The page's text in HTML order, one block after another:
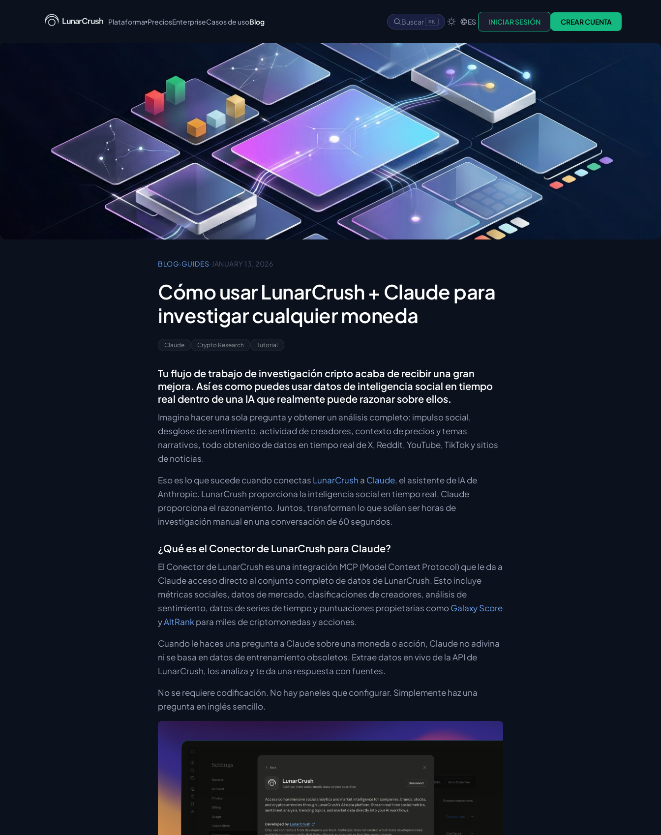
Plataforma▾
LunarCrush CLI
LunarCrush + Claude
LunarCrush Discover
LunarCrush Collections
PreciosEnterpriseCasos de usoBlog Buscar ⌘K ES INICIAR SESIÓN CREAR CUENTA
BLOG›GUIDES·JANUARY 13, 2026
Cómo usar LunarCrush + Claude para
investigar cualquier moneda
Claude Crypto Research Tutorial
Tu flujo de trabajo de investigación cripto acaba de recibir una gran
mejora. Así es como puedes usar datos de inteligencia social en tiempo
real dentro de una IA que realmente puede razonar sobre ellos.
Imagina hacer una sola pregunta y obtener un análisis completo: impulso social,
desglose de sentimiento, actividad de creadores, contexto de precios y temas
narrativos, todo obtenido de datos en tiempo real de X, Reddit, YouTube, TikTok y sitios
de noticias.
Eso es lo que sucede cuando conectas LunarCrush a Claude, el asistente de IA de
Anthropic. LunarCrush proporciona la inteligencia social en tiempo real. Claude
proporciona el razonamiento. Juntos, transforman lo que solían ser horas de
investigación manual en una conversación de 60 segundos.
¿Qué es el Conector de LunarCrush para Claude?
El Conector de LunarCrush es una integración MCP (Model Context Protocol) que le da a
Claude acceso directo al conjunto completo de datos de LunarCrush. Esto incluye
métricas sociales, datos de mercado, clasificaciones de creadores, análisis de
sentimiento, datos de series de tiempo y puntuaciones propietarias comoGalaxy Score
yAltRankpara miles de criptomonedas y acciones.
Cuando le haces una pregunta a Claude sobre una moneda o acción, Claude no adivina
ni se basa en datos de entrenamiento obsoletos. Extrae datos en vivo de la API de
LunarCrush, los analiza y te da una respuesta con fuentes.
No se requiere codificación. No hay paneles que configurar. Simplemente haz una
pregunta en inglés sencillo.